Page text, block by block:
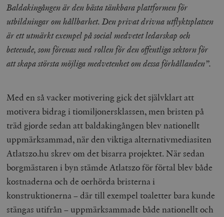
Baldakingången är den bästa tänkbara plattformen för
utbildningar om hållbarhet. Den privat drivna utflyktsplatsen
är ett utmärkt exempel på social medvetet ledarskap och
beteende, som förenas med rollen för den offentliga sektorn för
att skapa största möjliga medvetenhet om dessa förhållanden”.
Med en så vacker motivering gick det självklart att
motivera bidrag i tiomiljonersklassen, men bristen på
träd gjorde sedan att baldakingången blev nationellt
uppmärksammad, när den viktiga alternativmediasiten
Atlatszo.hu skrev om det bisarra projektet. När sedan
borgmästaren i byn stämde Atlatszo för förtal blev både
kostnaderna och de oerhörda bristerna i
konstruktionerna – där till exempel toaletter bara kunde
stängas utifrån – uppmärksammade både nationellt och